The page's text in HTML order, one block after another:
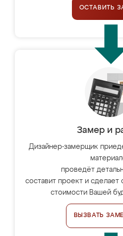
ОСТАВИТЬ
Замер и
Дизайнер-замерщик
проведёт
составит проект и сделает
стоимости Вашей
ВЫЗВАТЬ